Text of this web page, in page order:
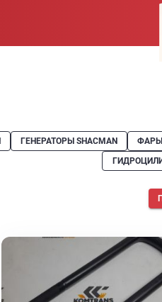
ГЕНЕРАТОРЫ SHACMAN ФАРЫ